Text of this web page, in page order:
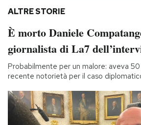
ALTRE STORIE
È morto Daniele
giornalista di La7
Probabilmente per un malore: aveva
recente notorietà per il caso